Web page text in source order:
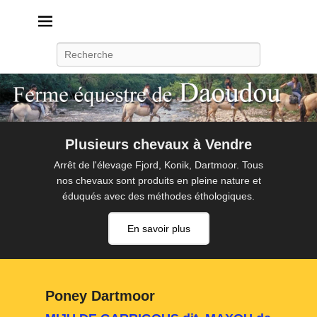
Plusieurs chevaux à Vendre
Arrêt de l'élevage Fjord, Konik, Dartmoor. Tous
nos chevaux sont produits en pleine nature et
éduqués avec des méthodes éthologiques.
En savoir plus
Poney Dartmoor